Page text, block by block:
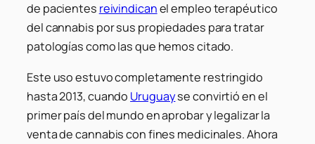
de pacientes reivindicanel empleo terapéutico
del cannabis por sus propiedades para tratar
patologías como las que hemos citado.
Este uso estuvo completamente restringido
hasta 2013, cuando Uruguayse convirtió en el
primer país del mundo en aprobar y legalizar la
venta de cannabis con fines medicinales. Ahora